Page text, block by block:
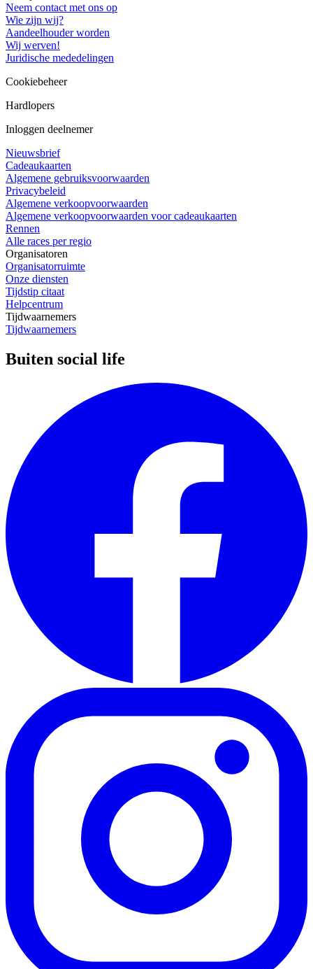
Neem contact met ons op
Wie zijn wij?
Aandeelhouder worden
Wij werven!
Juridische mededelingen
Cookiebeheer
Hardlopers
Inloggen deelnemer
Nieuwsbrief
Cadeaukaarten
Algemene gebruiksvoorwaarden
Privacybeleid
Algemene verkoopvoorwaarden
Algemene verkoopvoorwaarden voor cadeaukaarten
Rennen
Alle races per regio
Organisatoren
Organisatorruimte
Onze diensten
Tijdstip citaat
Helpcentrum
Tijdwaarnemers
Tijdwaarnemers
Buiten social life